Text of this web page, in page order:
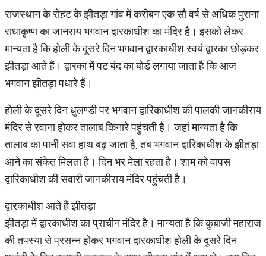
राजस्थान के रोहट के झीतड़ा गांव में करीबन एक सौ वर्ष से अधिक पुराना
राधाकृष्ण का जानराय भगवान द्वारकाधीश का मंदिर है। इसको लेकर
मान्यता है कि होली के दूसरे दिन भगवान द्वारकाधीश स्वयं द्वारका छोड़कर
झीतड़ा आते हैं। द्वारका में पट बंद का बोर्ड लगाया जाता है कि आज
भगवान झीतड़ा पधारे हैं।
होली के दूसरे दिन धुलण्डी पर भगवान द्वारिकाधीश की पालकी जानकीराय
मंदिर से रवाना होकर तालाब किनारे पहुंचती है। जहां मान्यता है कि
तालाब का पानी सवा हाथ बढ़ जाता है, तब भगवान द्वारिकाधीश के झीतड़ा
आने का संकेत मिलता है। दिन भर मेला रहता है। शाम को वापस
द्वारिकाधीश की सवारी जानकीराय मंदिर पहुंचती है।
द्वारकाधीश आते हैं झीतड़ा
झीतड़ा में द्वारकाधीश का प्राचीन मंदिर है। मान्यता है कि कुबाजी महाराज
की तपस्या से प्रसन्न होकर भगवान द्वारकाधीश होली के दूसरे दिन